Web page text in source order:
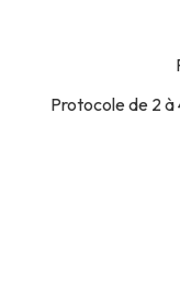
Protocole de 2 à